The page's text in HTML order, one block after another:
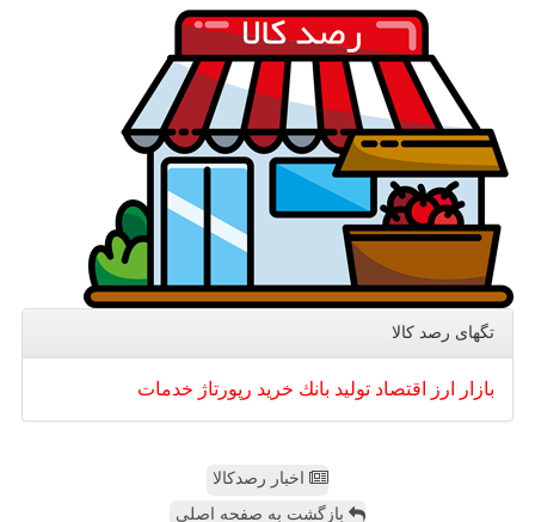
تگهای رصد كالا
بازار ارز اقتصاد تولید بانك خرید رپورتاژ خدمات
اخبار رصدکالا
بازگشت به صفحه اصلی